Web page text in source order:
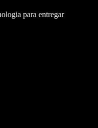
para entregar